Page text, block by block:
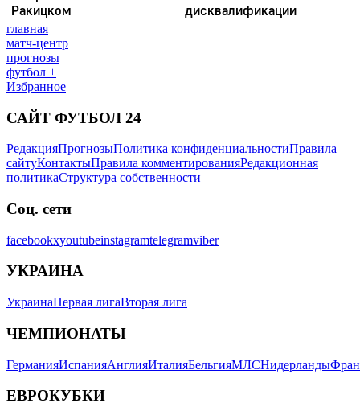
главная
матч-центр
прогнозы
футбол +
Избранное
САЙТ ФУТБОЛ 24
РедакцияПрогнозыПолитика конфиденциальностиПравила
сайтуКонтактыПравила комментированияРедакционная
политикаСтруктура собственности
Соц. сети
facebookxyoutubeinstagramtelegramviber
УКРАИНА
УкраинаПервая лигаВторая лига
ЧЕМПИОНАТЫ
ГерманияИспанияАнглияИталияБельгияМЛСНидерланды
ЕВРОКУБКИ